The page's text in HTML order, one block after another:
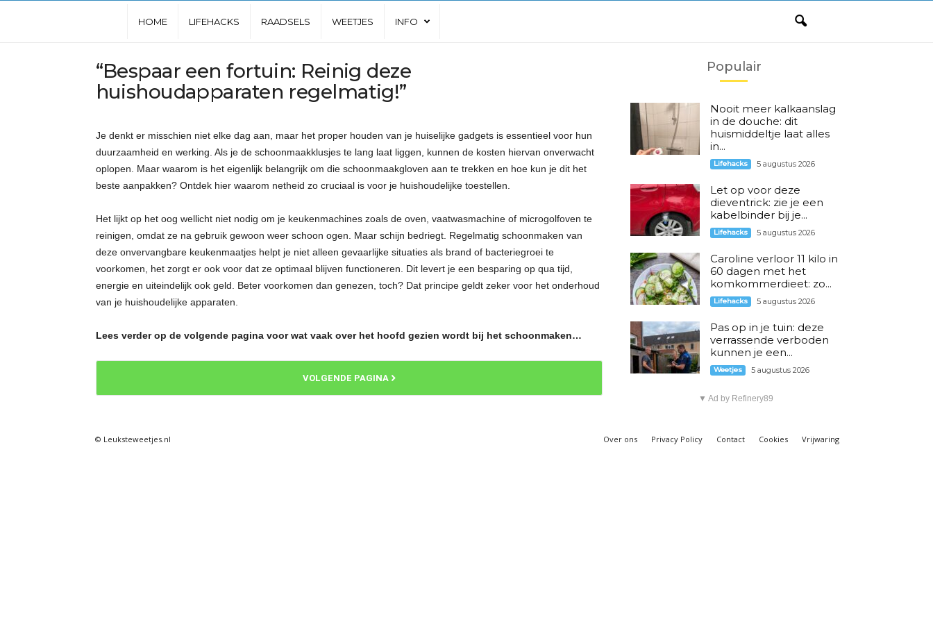
u
s
t
e
t
j
HOME LIFEHACKS RAADSELS WEETJES INFO
“Bespaar een fortuin: Reinig deze
huishoudapparaten regelmatig!”
Je denkt er misschien niet elke dag aan, maar het proper houden van je huiselijke gadgets is essentieel voor hun
duurzaamheid en werking. Als je de schoonmaakklusjes te lang laat liggen, kunnen de kosten hiervan onverwacht
oplopen. Maar waarom is het eigenlijk belangrijk om die schoonmaakgloven aan te trekken en hoe kun je dit het
beste aanpakken? Ontdek hier waarom netheid zo cruciaal is voor je huishoudelijke toestellen.
Het lijkt op het oog wellicht niet nodig om je keukenmachines zoals de oven, vaatwasmachine of microgolfoven te
reinigen, omdat ze na gebruik gewoon weer schoon ogen. Maar schijn bedriegt. Regelmatig schoonmaken van
deze onvervangbare keukenmaatjes helpt je niet alleen gevaarlijke situaties als brand of bacteriegroei te
voorkomen, het zorgt er ook voor dat ze optimaal blijven functioneren. Dit levert je een besparing op qua tijd,
energie en uiteindelijk ook geld. Beter voorkomen dan genezen, toch? Dat principe geldt zeker voor het onderhoud
van je huishoudelijke apparaten.
Lees verder op de volgende pagina voor wat vaak over het hoofd gezien wordt bij het schoonmaken…
VOLGENDE PAGINA
Populair
Nooit meer kalkaanslag
in de douche: dit
huismiddeltje laat alles
in...
Lifehacks 5 augustus 2026
Let op voor deze
dieventrick: zie je een
kabelbinder bij je...
Lifehacks 5 augustus 2026
Caroline verloor 11 kilo in
60 dagen met het
komkommerdieet: zo...
Lifehacks 5 augustus 2026
Pas op in je tuin: deze
verrassende verboden
kunnen je een...
Weetjes 5 augustus 2026
▼ Ad by Refinery89
Over ons Privacy Policy Contact Cookies Vrijwaring
© Leuksteweetjes.nl